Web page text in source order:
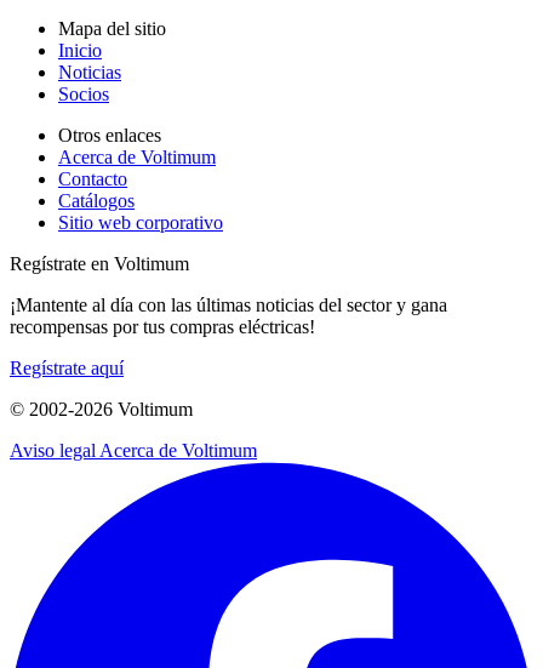
Mapa del sitio
Inicio
Noticias
Socios
Otros enlaces
Acerca de Voltimum
Contacto
Catálogos
Sitio web corporativo
Regístrate en Voltimum
¡Mantente al día con las últimas noticias del sector y gana
recompensas por tus compras eléctricas!
Regístrate aquí
© 2002-2026 Voltimum
Aviso legal Acerca de Voltimum